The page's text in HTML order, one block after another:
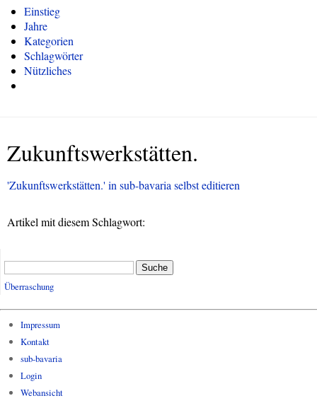
Einstieg
Jahre
Kategorien
Schlagwörter
Nützliches
Zukunftswerkstätten.
'Zukunftswerkstätten.' in sub-bavaria selbst editieren
Artikel mit diesem Schlagwort:
Suche
Überraschung
Impressum
Kontakt
sub-bavaria
Login
Webansicht